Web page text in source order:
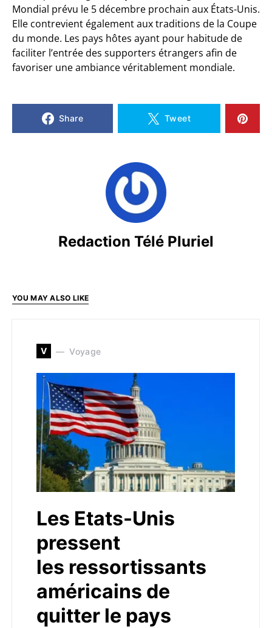
Mondial prévu le 5 décembre prochain aux États-Unis.
Elle contrevient également aux traditions de la Coupe
du monde. Les pays hôtes ayant pour habitude de
faciliter l’entrée des supporters étrangers afin de
favoriser une ambiance véritablement mondiale.
Share Tweet
Redaction Télé Pluriel
YOU MAY ALSO LIKE
V Voyage
Les Etats-Unis
pressent
les ressortissants
américains de
quitter le pays